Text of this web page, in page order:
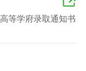
等学府录取通知书